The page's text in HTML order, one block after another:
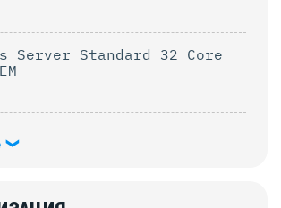
Server Standard 32 Core